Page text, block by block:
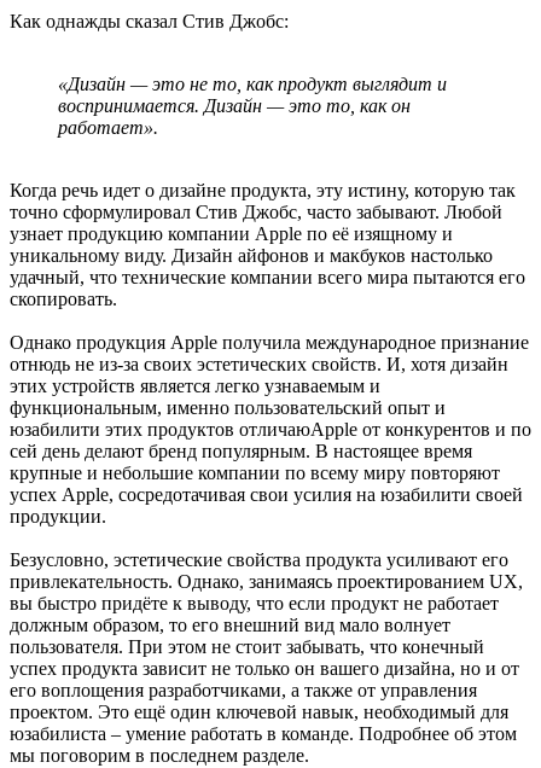
Как однажды сказал Стив Джобс:
«Дизайн — это не то, как продукт выглядит и
воспринимается. Дизайн — это то, как он
работает».
Когда речь идет о дизайне продукта, эту истину, которую так
точно сформулировал Стив Джобс, часто забывают. Любой
узнает продукцию компании Apple по её изящному и
уникальному виду. Дизайн айфонов и макбуков настолько
удачный, что технические компании всего мира пытаются его
скопировать.
Однако продукция Apple получила международное признание
отнюдь не из-за своих эстетических свойств. И, хотя дизайн
этих устройств является легко узнаваемым и
функциональным, именно пользовательский опыт и
юзабилити этих продуктов отличаюApple от конкурентов и по
сей день делают бренд популярным. В настоящее время
крупные и небольшие компании по всему миру повторяют
успех Apple, сосредотачивая свои усилия на юзабилити своей
продукции.
Безусловно, эстетические свойства продукта усиливают его
привлекательность. Однако, занимаясь проектированием UX,
вы быстро придёте к выводу, что если продукт не работает
должным образом, то его внешний вид мало волнует
пользователя. При этом не стоит забывать, что конечный
успех продукта зависит не только он вашего дизайна, но и от
его воплощения разработчиками, а также от управления
проектом. Это ещё один ключевой навык, необходимый для
юзабилиста – умение работать в команде. Подробнее об этом
мы поговорим в последнем разделе.